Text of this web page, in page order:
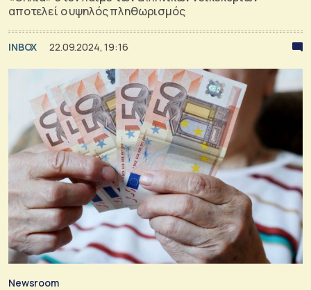
αποτελεί ο υψηλός πληθωρισμός
INBOX 22.09.2024, 19:16
Newsroom